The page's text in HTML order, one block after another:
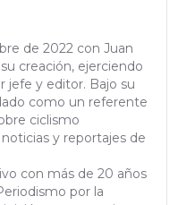
de 2022 con Juan
creación, ejerciendo
jefe y editor. Bajo su
como un referente
ciclismo
y reportajes de
con más de 20 años
por la